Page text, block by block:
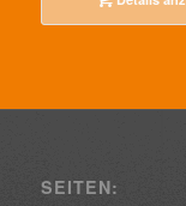
SEITEN: